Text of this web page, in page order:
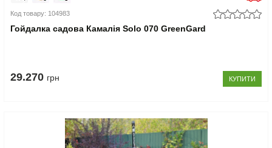
Код товару: 104983
Гойдалка садова Камалія Solo 070 GreenGard
29.270 грн КУПИТИ